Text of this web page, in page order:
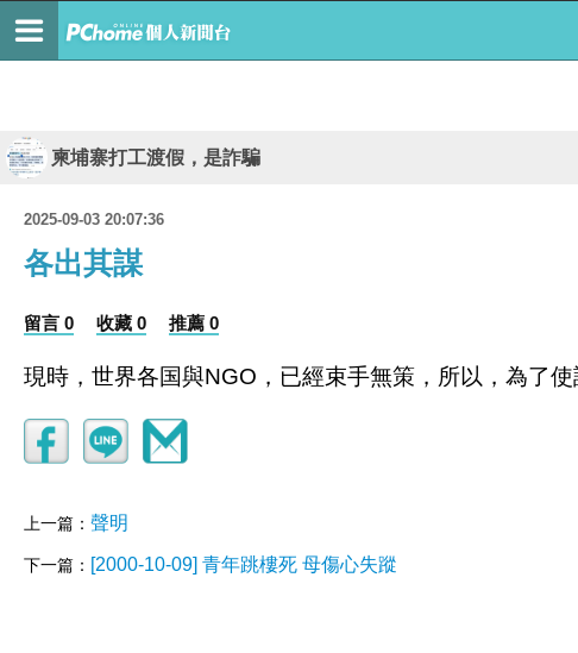
柬埔寨打工渡假，是詐騙
2025-09-03 20:07:36
各出其謀
留言 0 收藏 0 推薦 0
現時，世界各国與NGO，已經束手無策，所以，為了
上一篇： 聲明
下一篇： [2000-10-09] 青年跳樓死 母傷心失蹤